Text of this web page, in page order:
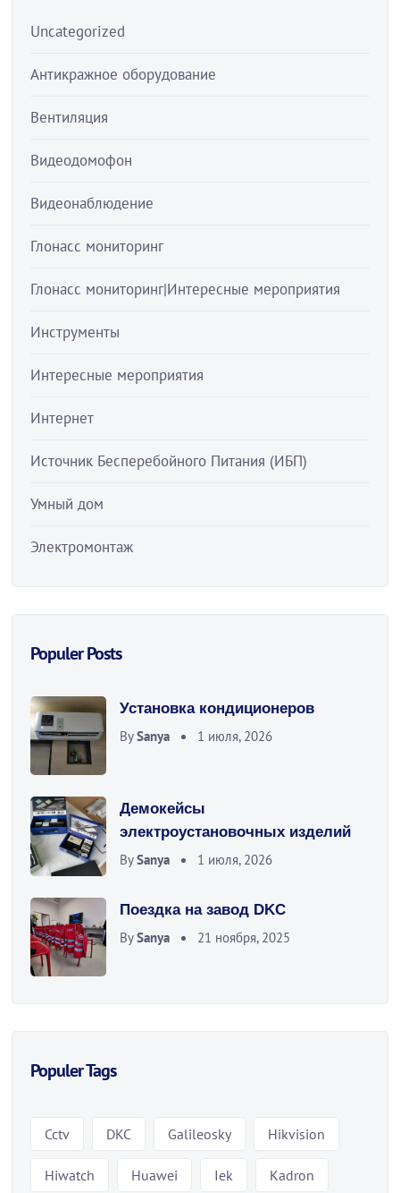
Uncategorized
Антикражное оборудование
Вентиляция
Видеодомофон
Видеонаблюдение
Глонасс мониторинг
Глонасс мониторинг|Интересные мероприятия
Инструменты
Интересные мероприятия
Интернет
Источник Бесперебойного Питания (ИБП)
Умный дом
Электромонтаж
Populer Posts
Установка кондиционеров
BySanya 1 июля, 2026
Демокейсы
электроустановочных изделий
BySanya 1 июля, 2026
Поездка на завод DKC
BySanya 21 ноября, 2025
Populer Tags
Cctv DKC Galileosky Hikvision
Hiwatch Huawei Iek Kadron